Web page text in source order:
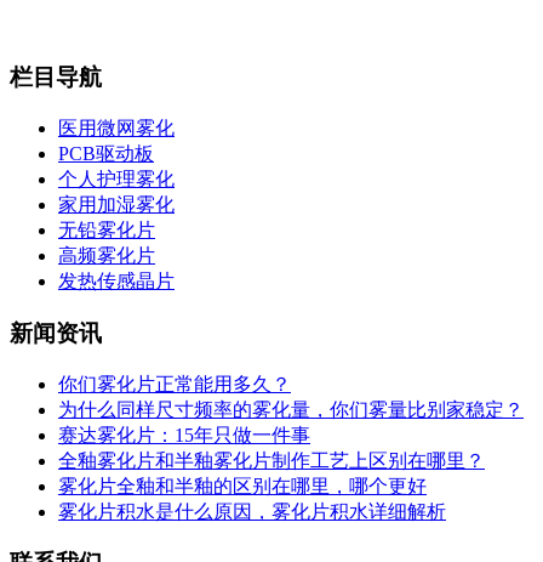
栏目导航
医用微网雾化
PCB驱动板
个人护理雾化
家用加湿雾化
无铅雾化片
高频雾化片
发热传感晶片
新闻资讯
你们雾化片正常能用多久？
为什么同样尺寸频率的雾化量，你们雾量比别家稳定？
赛达雾化片：15年只做一件事
全釉雾化片和半釉雾化片制作工艺上区别在哪里？
雾化片全釉和半釉的区别在哪里，哪个更好
雾化片积水是什么原因，雾化片积水详细解析